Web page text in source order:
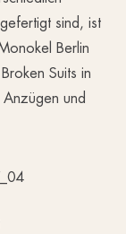
sind, ist
Berlin
Suits in
und